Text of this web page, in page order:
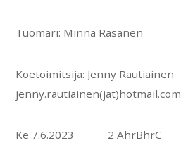
Tuomari: Minna Räsänen
Koetoimitsija: Jenny Rautiainen
jenny.rautiainen(jat)hotmail.com
Ke 7.6.2023 2 AhrBhrC